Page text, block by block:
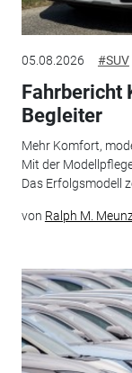
05.08.2026 #SUV
Fahrbericht
Begleiter
Mehr Komfort,
Mit der
Das Erfolgsmodell
von Ralph M.